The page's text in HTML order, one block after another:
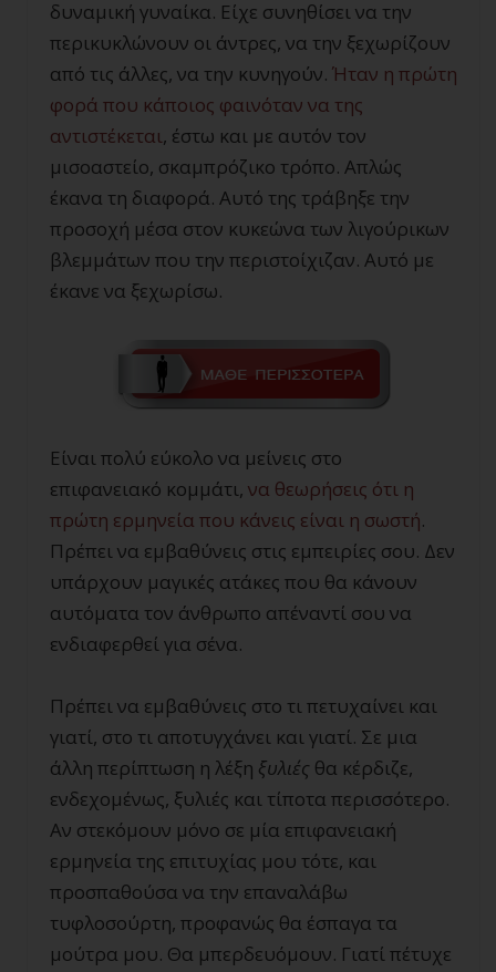
δυναμική γυναίκα. Είχε συνηθίσει να την
περικυκλώνουν οι άντρες, να την ξεχωρίζουν
από τις άλλες, να την κυνηγούν. Ήταν η πρώτη
φορά που κάποιος φαινόταν να της
αντιστέκεται, έστω και με αυτόν τον
μισοαστείο, σκαμπρόζικο τρόπο. Απλώς
έκανα τη διαφορά. Αυτό της τράβηξε την
προσοχή μέσα στον κυκεώνα των λιγούρικων
βλεμμάτων που την περιστοίχιζαν. Αυτό με
έκανε να ξεχωρίσω.
Είναι πολύ εύκολο να μείνεις στο
επιφανειακό κομμάτι, να θεωρήσεις ότι η
πρώτη ερμηνεία που κάνεις είναι η σωστή.
Πρέπει να εμβαθύνεις στις εμπειρίες σου. Δεν
υπάρχουν μαγικές ατάκες που θα κάνουν
αυτόματα τον άνθρωπο απέναντί σου να
ενδιαφερθεί για σένα.
Πρέπει να εμβαθύνεις στο τι πετυχαίνει και
γιατί, στο τι αποτυγχάνει και γιατί. Σε μια
άλλη περίπτωση η λέξη ξυλιές θα κέρδιζε,
ενδεχομένως, ξυλιές και τίποτα περισσότερο.
Αν στεκόμουν μόνο σε μία επιφανειακή
ερμηνεία της επιτυχίας μου τότε, και
προσπαθούσα να την επαναλάβω
τυφλοσούρτη, προφανώς θα έσπαγα τα
μούτρα μου. Θα μπερδευόμουν. Γιατί πέτυχε